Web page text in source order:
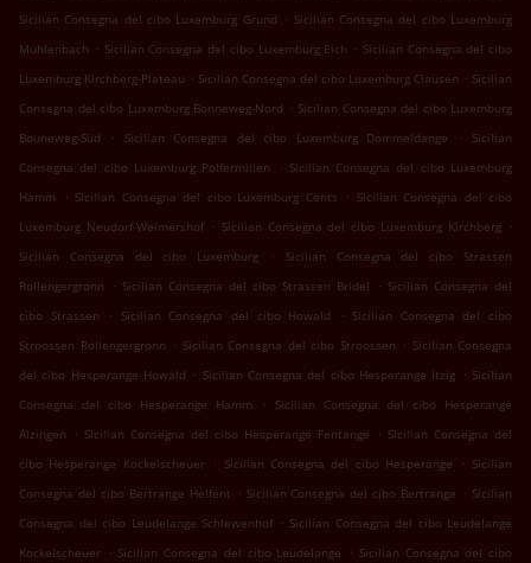
Sicilian Consegna del cibo Luxemburg Grund . Sicilian Consegna del cibo Luxemburg
Mühlenbach . Sicilian Consegna del cibo Luxemburg Eich . Sicilian Consegna del cibo
Luxemburg Kirchberg-Plateau . Sicilian Consegna del cibo Luxemburg Clausen . Sicilian
Consegna del cibo Luxemburg Bonneweg-Nord . Sicilian Consegna del cibo Luxemburg
Bouneweg-Süd
. Sicilian Consegna del cibo Luxemburg Dommeldange .
Sicilian
Consegna del cibo Luxemburg Polfermillen
. Sicilian Consegna del cibo Luxemburg
Hamm
. Sicilian Consegna del cibo Luxemburg Cents . Sicilian Consegna del cibo
Luxemburg Neudorf-Weimershof . Sicilian Consegna del cibo Luxemburg Kirchberg .
Sicilian Consegna del cibo Luxemburg
.
Sicilian Consegna del cibo Strassen
Rollengergronn
. Sicilian Consegna del cibo Strassen Bridel . Sicilian Consegna del
cibo Strassen
. Sicilian Consegna del cibo Howald . Sicilian Consegna del cibo
Stroossen Rollengergronn . Sicilian Consegna del cibo Stroossen . Sicilian Consegna
del cibo Hesperange Howald . Sicilian Consegna del cibo Hesperange Itzig . Sicilian
Consegna del cibo Hesperange Hamm
.
Sicilian Consegna del cibo Hesperange
Alzingen
. Sicilian Consegna del cibo Hesperange Fentange . Sicilian Consegna del
cibo Hesperange Kockelscheuer . Sicilian Consegna del cibo Hesperange . Sicilian
Consegna del cibo Bertrange Helfent . Sicilian Consegna del cibo Bertrange . Sicilian
Consegna del cibo Leudelange Schlewenhof . Sicilian Consegna del cibo Leudelange
Kockelscheuer . Sicilian Consegna del cibo Leudelange . Sicilian Consegna del cibo